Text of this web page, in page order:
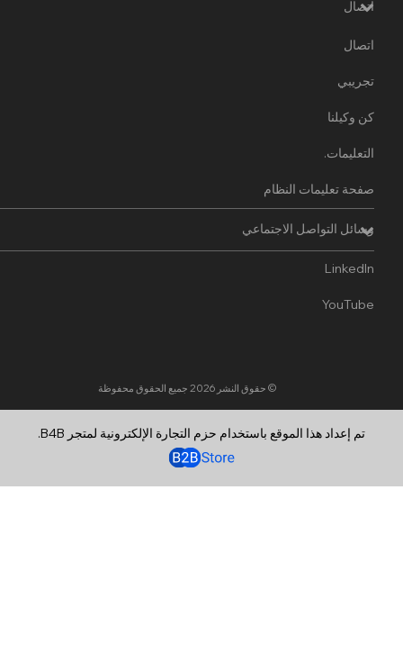
اتصال
اتصال
تجريبي
كن وكيلنا
التعليمات.
صفحة تعليمات النظام
وسائل التواصل الاجتماعي
LinkedIn
YouTube
© حقوق النشر 2026 جميع الحقوق محفوظة
تم إعداد هذا الموقع باستخدام حزم التجارة الإلكترونية لمتجر B4B.